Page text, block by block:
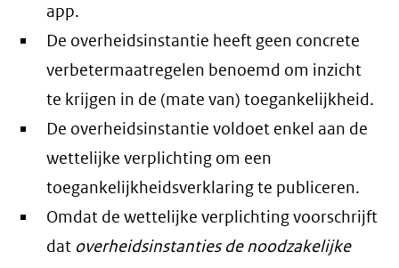
app.
De overheidsinstantie heeft geen concrete
verbetermaatregelen benoemd om inzicht
te krijgen in de (mate van) toegankelijkheid.
De overheidsinstantie voldoet enkel aan de
wettelijke verplichting om een
toegankelijkheidsverklaring te publiceren.
Omdat de wettelijke verplichting voorschrijft
dat overheidsinstanties de noodzakelijke